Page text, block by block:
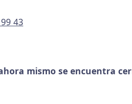
43
mismo se encuentra